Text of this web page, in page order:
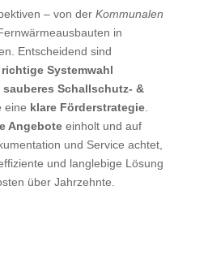
– von der Kommunalen
in
Entscheidend sind
richtige Systemwahl
sauberes Schallschutz‑ &
eine klare Förderstrategie.
Angeboteeinholt und auf
und Service achtet,
und langlebige Lösung
über Jahrzehnte.